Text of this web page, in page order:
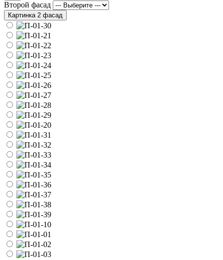
Второй фасад
Картинка 2 фасад